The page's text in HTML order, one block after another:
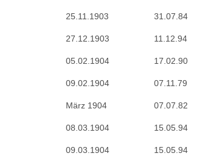
25.11.1903 31.07.84
27.12.1903 11.12.94
05.02.1904 17.02.90
09.02.1904 07.11.79
März 1904 07.07.82
08.03.1904 15.05.94
09.03.1904 15.05.94